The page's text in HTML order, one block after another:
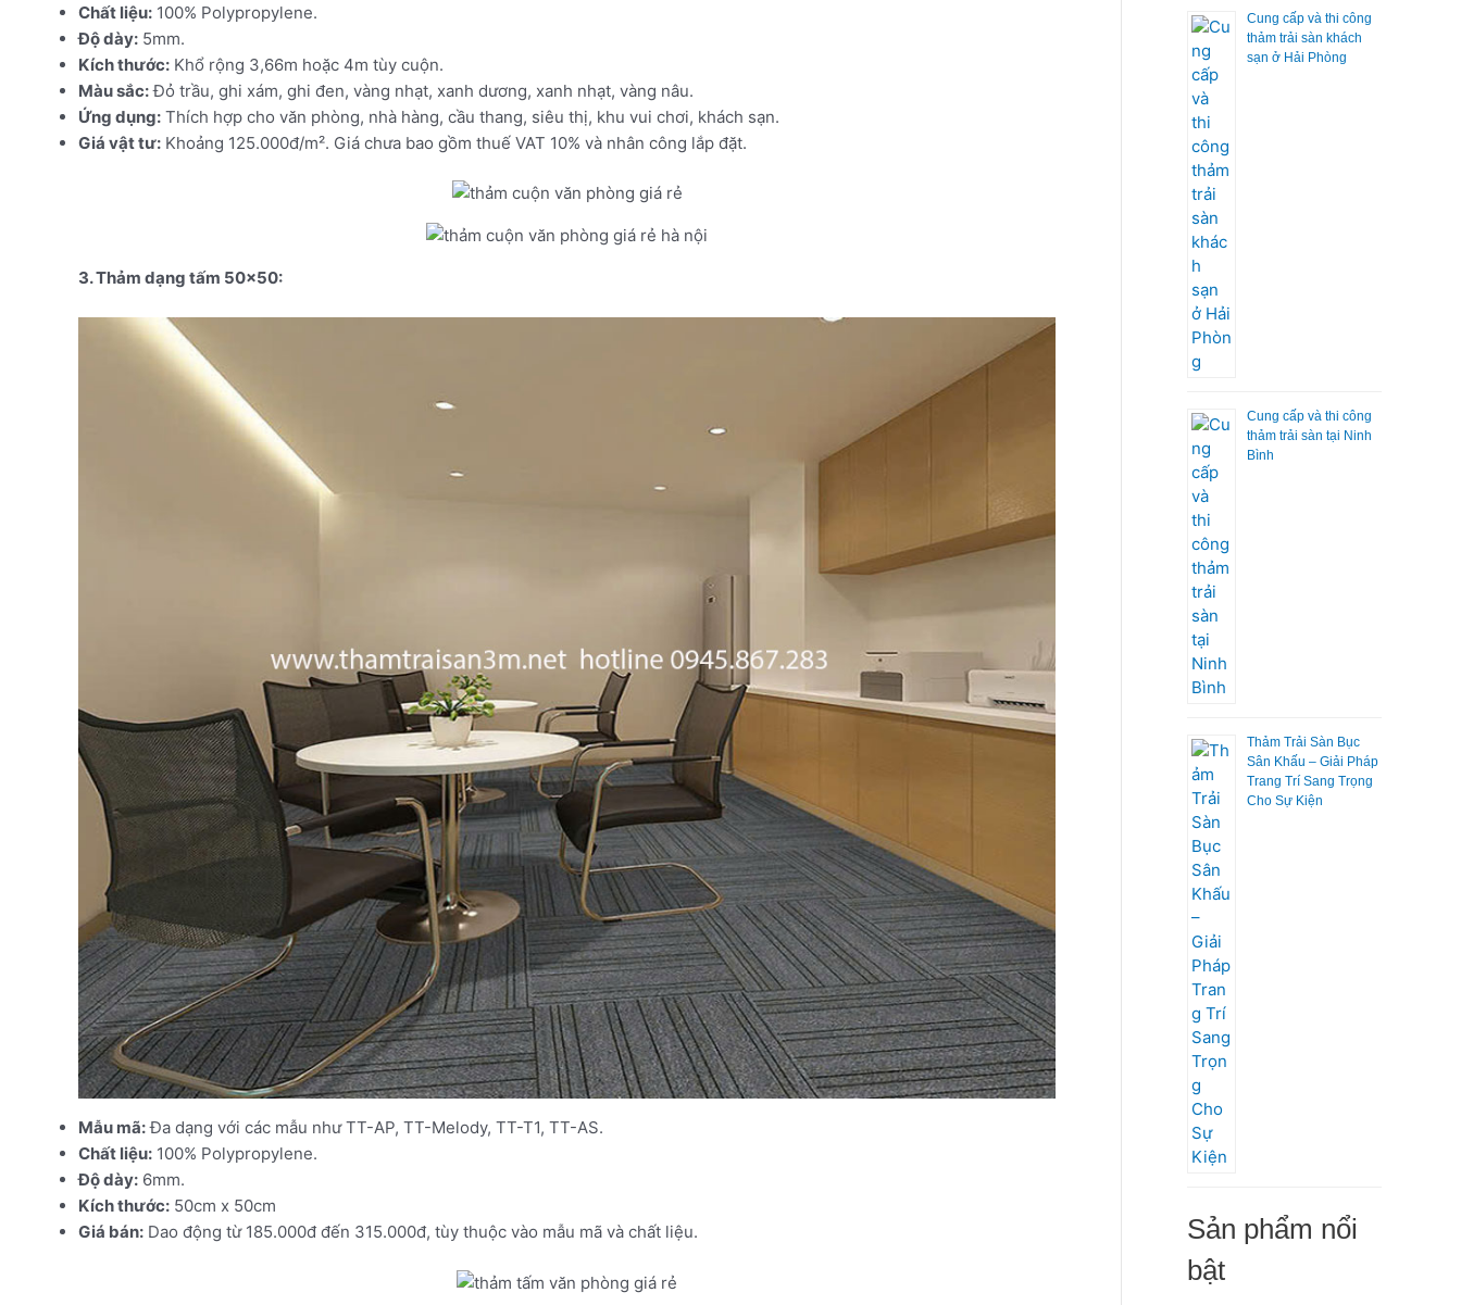
Chất liệu: 100% Polypropylene.
Độ dày: 5mm.
Kích thước: Khổ rộng 3,66m hoặc 4m tùy cuộn.
Màu sắc:Đỏ trầu, ghi xám, ghi đen, vàng nhạt, xanh dương, xanh nhạt, vàng nâu.
Ứng dụng: Thích hợp cho văn phòng, nhà hàng, cầu thang, siêu thị, khu vui chơi, khách sạn.
Giá vật tư: Khoảng 125.000đ/m². Giá chưa bao gồm thuế VAT 10% và nhân công lắp đặt.
3. Thảm dạng tấm 50×50:
Mẫu mã:Đa dạng với các mẫu như TT-AP, TT-Melody, TT-T1, TT-AS.
Chất liệu: 100% Polypropylene.
Độ dày: 6mm.
Kích thước: 50cm x 50cm
Giá bán: Dao động từ 185.000đ đến 315.000đ, tùy thuộc vào mẫu mã và chất liệu.
Cung cấp và thi công
thảm trải sàn khách
sạn ở Hải Phòng
Cung cấp và thi công
thảm trải sàn tại Ninh
Bình
Thảm Trải Sàn Bục
Sân Khấu – Giải Pháp
Trang Trí Sang Trọng
Cho Sự Kiện
Sản phẩm nổi
bật